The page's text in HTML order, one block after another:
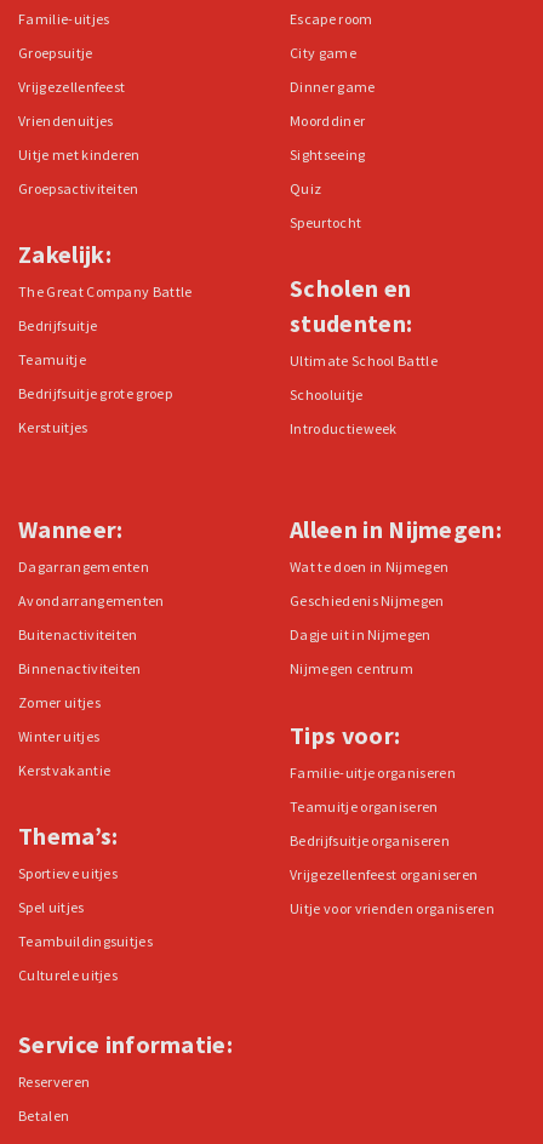
Familie-uitjes
Groepsuitje
Vrijgezellenfeest
Vriendenuitjes
Uitje met kinderen
Groepsactiviteiten
Zakelijk:
The Great Company Battle
Bedrijfsuitje
Teamuitje
Bedrijfsuitje grote groep
Kerstuitjes
Escape room
City game
Dinner game
Moorddiner
Sightseeing
Quiz
Speurtocht
Scholen en
studenten:
Ultimate School Battle
Schooluitje
Introductieweek
Wanneer:
Dagarrangementen
Avondarrangementen
Buitenactiviteiten
Binnenactiviteiten
Zomer uitjes
Winter uitjes
Kerstvakantie
Thema’s:
Sportieve uitjes
Spel uitjes
Teambuildingsuitjes
Culturele uitjes
Alleen in Nijmegen:
Wat te doen in Nijmegen
Geschiedenis Nijmegen
Dagje uit in Nijmegen
Nijmegen centrum
Tips voor:
Familie-uitje organiseren
Teamuitje organiseren
Bedrijfsuitje organiseren
Vrijgezellenfeest organiseren
Uitje voor vrienden organiseren
Service informatie:
Reserveren
Betalen